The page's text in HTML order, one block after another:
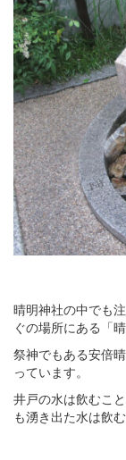
晴明神社の中でも
ぐの場所にある「
祭神でもある安倍
っています。
井戸の水は飲むこ
も湧き出た水は飲